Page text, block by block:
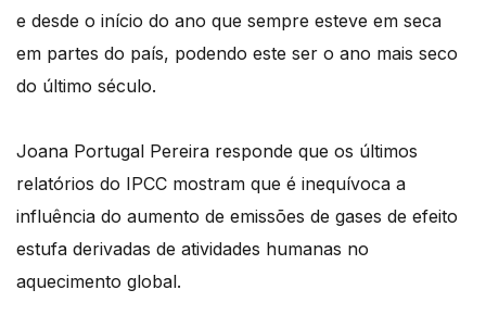
e desde o início do ano que sempre esteve em seca
em partes do país, podendo este ser o ano mais seco
do último século.
Joana Portugal Pereira responde que os últimos
relatórios do IPCC mostram que é inequívoca a
influência do aumento de emissões de gases de efeito
estufa derivadas de atividades humanas no
aquecimento global.